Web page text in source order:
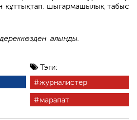
Тэги:
журналистер
марапат
құттықтап, шығармашылық табыс
алынды.